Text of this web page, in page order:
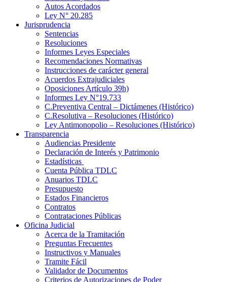
Autos Acordados
Ley N° 20.285
Jurisprudencia
Sentencias
Resoluciones
Informes Leyes Especiales
Recomendaciones Normativas
Instrucciones de carácter general
Acuerdos Extrajudiciales
Oposiciones Artículo 39h)
Informes Ley N°19.733
C.Preventiva Central – Dictámenes (Histórico)
C.Resolutiva – Resoluciones (Histórico)
Ley Antimonopolio – Resoluciones (Histórico)
Transparencia
Audiencias Presidente
Declaración de Interés y Patrimonio
Estadísticas
Cuenta Pública TDLC
Anuarios TDLC
Presupuesto
Estados Financieros
Contratos
Contrataciones Públicas
Oficina Judicial
Acerca de la Tramitación
Preguntas Frecuentes
Instructivos y Manuales
Tramite Fácil
Validador de Documentos
Criterios de Autorizaciones de Poder